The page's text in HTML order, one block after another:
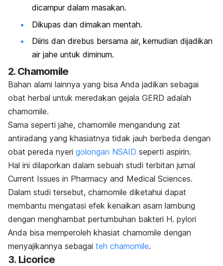
dicampur dalam masakan.
Dikupas dan dimakan mentah.
Diiris dan direbus bersama air, kemudian dijadikan
air jahe untuk diminum.
2. Chamomile
Bahan alami lainnya yang bisa Anda jadikan sebagai
obat herbal untuk meredakan gejala GERD adalah
chamomile.
Sama seperti jahe, chamomile mengandung zat
antiradang yang khasiatnya tidak jauh berbeda dengan
obat pereda nyeri golongan NSAID seperti aspirin.
Hal ini dilaporkan dalam sebuah studi terbitan jurnal
Current Issues in Pharmacy and Medical Sciences.
Dalam studi tersebut, chamomile diketahui dapat
membantu mengatasi efek kenaikan asam lambung
dengan menghambat pertumbuhan bakteri H. pylori
Anda bisa memperoleh khasiat chamomile dengan
menyajikannya sebagai teh chamomile.
3. Licorice